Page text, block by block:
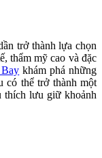
trở thành lựa chọn
thẩm mỹ cao và đặc
khám phá những
thể trở thành một
thích lưu giữ khoảnh